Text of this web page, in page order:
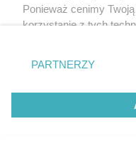
Ponieważ cenimy
korzystanie z tych
zmienić/wycofać
znajdujący się w
rodzaje przetwarzania
użytkownika, ale masz
przetwarzaniu.
PARTNERZY